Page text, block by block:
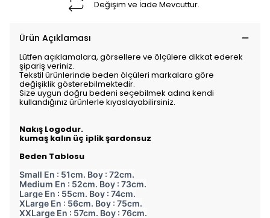
Değişim ve İade Mevcuttur.
Ürün Açıklaması
Lütfen açıklamalara, görsellere ve ölçülere dikkat ederek
şipariş veriniz.
Tekstil ürünlerinde beden ölçüleri markalara göre
değişiklik gösterebilmektedir.
Size uygun doğru bedeni seçebilmek adına kendi
kullandığınız ürünlerle kıyaslayabilirsiniz.
Nakış Logodur.
kumaş kalın üç iplik şardonsuz
Beden Tablosu
Small En : 51cm. Boy : 72cm.
Medium En : 52cm. Boy : 73cm.
Large En : 55cm. Boy : 74cm.
XLarge En : 56cm. Boy : 75cm.
XXLarge En : 57cm. Boy : 76cm.